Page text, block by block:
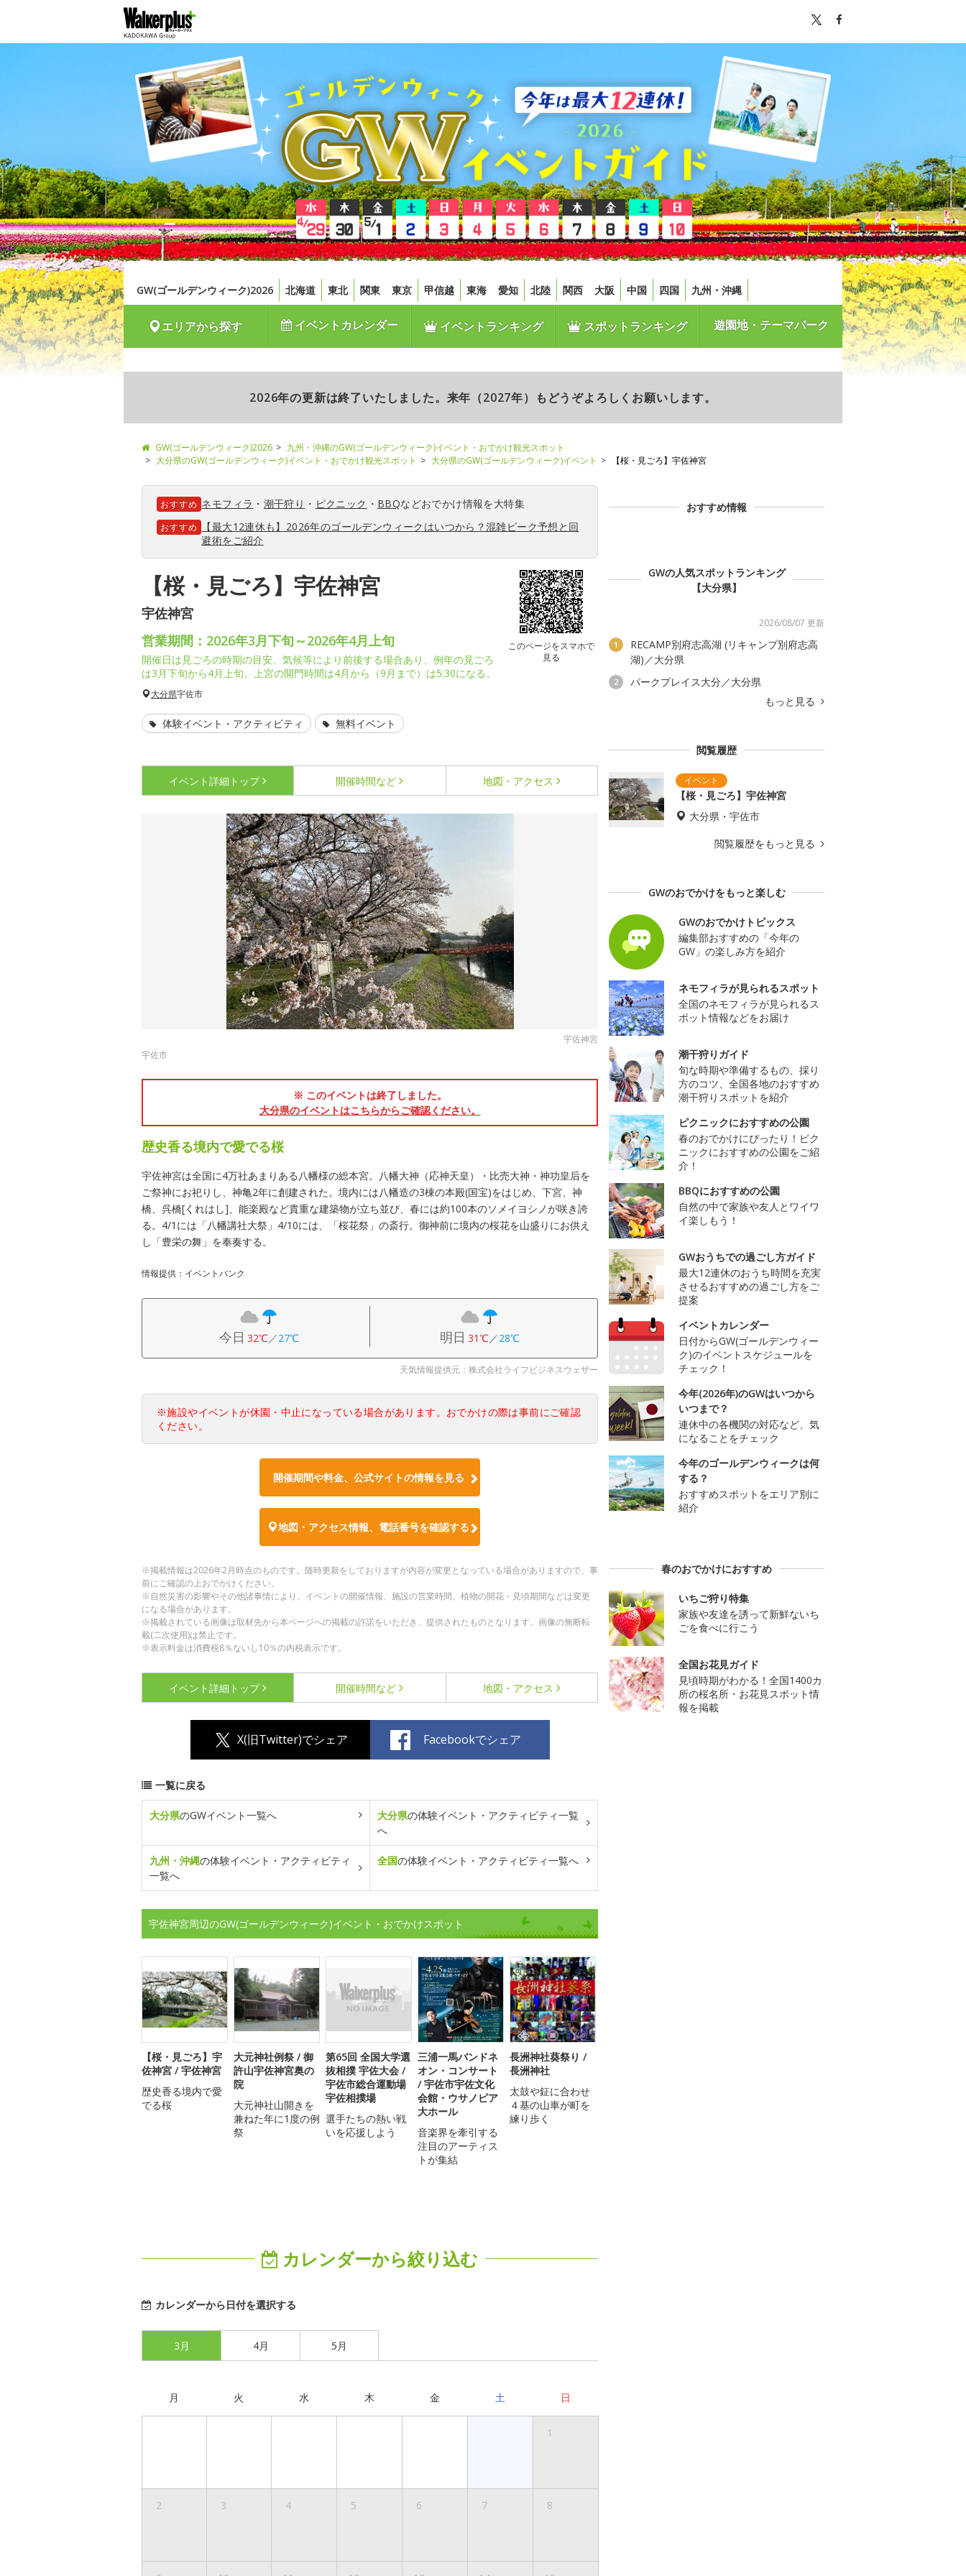
GW(ゴールデンウィーク)2026 北海道 東北 関東 東京 甲信越 東海 愛知 北陸 関西 大阪 中国 四国 九州・沖縄
エリアから探す イベントカレンダー イベントランキング スポットランキング 遊園地・テーマパーク
2026年の更新は終了いたしました。来年（2027年）もどうぞよろしくお願いします。
GW(ゴールデンウィーク)2026
九州・沖縄のGW(ゴールデンウィーク)イベント・おでかけ観光スポット
大分県のGW(ゴールデンウィーク)イベント・おでかけ観光スポット
大分県のGW(ゴールデンウィーク)イベント 【桜・見ごろ】宇佐神宮
おすすめ ネモフィラ ・ 潮干狩り ・ ピクニック ・ BBQなどおでかけ情報を大特集
おすすめ
【最大12連休も】2026年のゴールデンウィークはいつから？混雑ピーク予想と回
避術をご紹介
【桜・見ごろ】宇佐神宮
宇佐神宮
このページをスマホで
見る
営業期間：2026年3月下旬～2026年4月上旬
開催日は見ごろの時期の目安、気候等により前後する場合あり、例年の見ごろ
は3月下旬から4月上旬。上宮の開門時間は4月から（9月まで）は5:30になる。
大分県宇佐市
体験イベント・アクティビティ 無料イベント
イベント詳細 トップ 開催時間など 地図・アクセス
宇佐神宮
宇佐市
※ このイベントは終了しました。
大分県のイベントはこちらからご確認ください。
歴史香る境内で愛でる桜
宇佐神宮は全国に4万社あまりある八幡様の総本宮。八幡大神（応神天皇）・比売大神・神功皇后を
ご祭神にお祀りし、神亀2年に創建された。境内には八幡造の3棟の本殿(国宝)をはじめ、下宮、神
橋、呉橋[くれはし]、能楽殿など貴重な建築物が立ち並び、春には約100本のソメイヨシノが咲き誇
る。4/1には「八幡講社大祭」4/10には、「桜花祭」の斎行。御神前に境内の桜花を山盛りにお供え
し「豊栄の舞」を奉奏する。
情報提供：イベントバンク
今日 32℃／27℃ 明日 31℃／28℃
天気情報提供元：株式会社ライフビジネスウェザー
※施設やイベントが休園・中止になっている場合があります。おでかけの際は事前にご確認
ください。
開催期間や料金、公式サイトの情報を見る
地図・アクセス情報、電話番号を確認する
※掲載情報は2026年2月時点のものです。随時更新をしておりますが内容が変更となっている場合がありますので、事
前にご確認の上おでかけください。
※自然災害の影響やその他諸事情により、イベントの開催情報、施設の営業時間、植物の開花・見頃期間などは変更
になる場合があります。
※掲載されている画像は取材先から本ページへの掲載の許諾をいただき、提供されたものとなります。画像の無断転
載(二次使用)は禁止です。
※表示料金は消費税8％ないし10％の内税表示です。
イベント詳細 トップ 開催時間など 地図・アクセス
X(旧Twitter)でシェア Facebookでシェア
一覧に戻る
大分県のGWイベント一覧へ 大分県の体験イベント・アクティビティ一覧
へ
九州・沖縄の体験イベント・アクティビティ
一覧へ
全国の体験イベント・アクティビティ一覧へ
宇佐神宮周辺のGW(ゴールデンウィーク)イベント・おでかけスポット
【桜・見ごろ】宇
佐神宮 / 宇佐神宮
歴史香る境内で愛
でる桜
大元神社例祭 / 御
許山宇佐神宮奥の
院
大元神社山開きを
兼ねた年に1度の例
祭
第65回 全国大学選
抜相撲 宇佐大会 /
宇佐市総合運動場
宇佐相撲場
選手たちの熱い戦
いを応援しよう
三浦一馬バンドネ
オン・コンサート
/ 宇佐市宇佐文化
会館・ウサノピア
大ホール
音楽界を牽引する
注目のアーティス
トが集結
長洲神社葵祭り /
長洲神社
太鼓や鉦に合わせ
４基の山車が町を
練り歩く
カレンダーから絞り込む
カレンダーから日付を選択する
3月 4月 5月
月 火 水 木 金 土 日
1
2 3 4 5 6 7 8
おすすめ情報
GWの人気スポットランキング
【大分県】
2026/08/07 更新
1
RECAMP別府志高湖 (リキャンプ別府志高
湖)／大分県
2
パークプレイス大分／大分県
もっと見る
閲覧履歴
【桜・見ごろ】宇佐神宮
大分県・宇佐市
閲覧履歴をもっと見る
GWのおでかけをもっと楽しむ
GWのおでかけトピックス
編集部おすすめの「今年の
GW」の楽しみ方を紹介
ネモフィラが見られるスポット
全国のネモフィラが見られるス
ポット情報などをお届け
潮干狩りガイド
旬な時期や準備するもの、採り
方のコツ、全国各地のおすすめ
潮干狩りスポットを紹介
ピクニックにおすすめの公園
春のおでかけにぴったり！ピク
ニックにおすすめの公園をご紹
介！
BBQにおすすめの公園
自然の中で家族や友人とワイワ
イ楽しもう！
GWおうちでの過ごし方ガイド
最大12連休のおうち時間を充実
させるおすすめの過ごし方をご
提案
イベントカレンダー
日付からGW(ゴールデンウィー
ク)のイベントスケジュールを
チェック！
今年(2026年)のGWはいつから
いつまで？
連休中の各機関の対応など、気
になることをチェック
今年のゴールデンウィークは何
する？
おすすめスポットをエリア別に
紹介
春のおでかけにおすすめ
いちご狩り特集
家族や友達を誘って新鮮ないち
ごを食べに行こう
全国お花見ガイド
見頃時期がわかる！全国1400カ
所の桜名所・お花見スポット情
報を掲載